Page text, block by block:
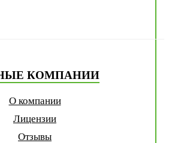
КОМПАНИИ
О компании
Лицензии
Отзывы